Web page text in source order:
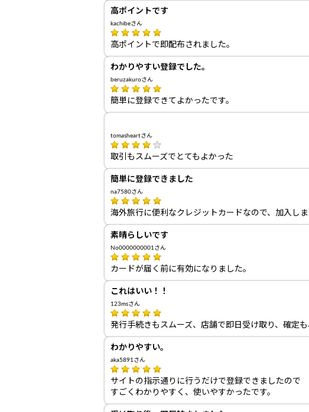
高ポイントです
kachibeさん
高ポイントで即配布されました。
わかりやすい登録でした。
beruzakuroさん
簡単に登録できてよかったです。
tomasheartさん
取引もスムーズでとてもよかった
簡単に登録できました
na7580さん
海外旅行に便利なクレジットカードなので、加入し
素晴らしいです
No0000000001さん
カードが届く前に有効になりました。
これはいい！！
123msさん
発行手続きもスムーズ、店舗で即日受け取り、確定
わかりやすい。
aka5891さん
サイトの指示通りに行うだけで登録できましたので
すごくわかりやすく、使いやすかったです。